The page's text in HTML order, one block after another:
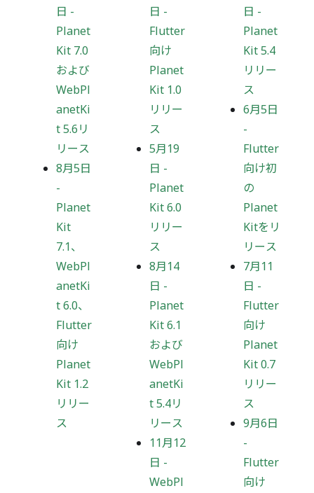
日 -
Planet
Kit 7.0
および
WebPl
anetKi
t 5.6リ
リース
8月5日
-
Planet
Kit
7.1、
WebPl
anetKi
t 6.0、
Flutter
向け
Planet
Kit 1.2
リリー
ス
日 -
Flutter
向け
Planet
Kit 1.0
リリー
ス
5月19
日 -
Planet
Kit 6.0
リリー
ス
8月14
日 -
Planet
Kit 6.1
および
WebPl
anetKi
t 5.4リ
リース
11月12
日 -
WebPl
日 -
Planet
Kit 5.4
リリー
ス
6月5日
-
Flutter
向け初
の
Planet
Kitをリ
リース
7月11
日 -
Flutter
向け
Planet
Kit 0.7
リリー
ス
9月6日
-
Flutter
向け